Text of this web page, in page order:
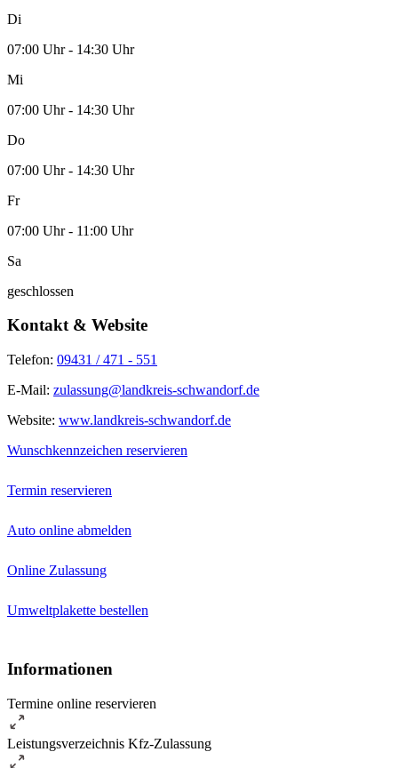
Di
07:00 Uhr - 14:30 Uhr
Mi
07:00 Uhr - 14:30 Uhr
Do
07:00 Uhr - 14:30 Uhr
Fr
07:00 Uhr - 11:00 Uhr
Sa
geschlossen
Kontakt & Website
Telefon: 09431 / 471 - 551
E-Mail: zulassung@landkreis-schwandorf.de
Website: www.landkreis-schwandorf.de
Wunschkennzeichen reservieren
Termin reservieren
Auto online abmelden
Online Zulassung
Umweltplakette bestellen
Informationen
Termine online reservieren
Leistungsverzeichnis Kfz-Zulassung